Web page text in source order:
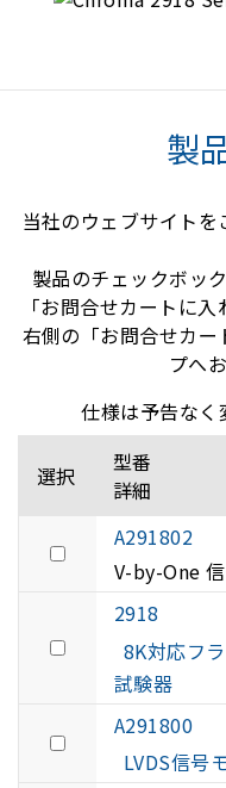
製
当社のウェブサイト
製品のチェックボッ
「お問合せカートに
右側の「お問合せカ
プへ
仕様は予告なく
選択
型番
詳細
A291802
V-by-One
2918
8K対応フ
試験器
A291800
LVDS信号